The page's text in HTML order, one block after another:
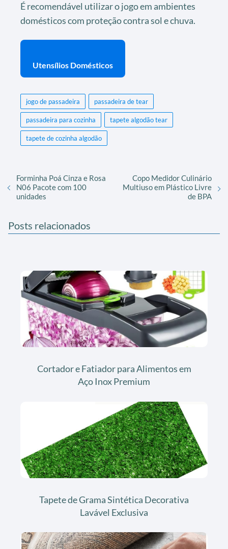
É recomendável utilizar o jogo em ambientes
domésticos com proteção contra sol e chuva.
Utensílios Domésticos
jogo de passadeira passadeira de tear
passadeira para cozinha tapete algodão tear
tapete de cozinha algodão
Forminha Poá Cinza e Rosa
N06 Pacote com 100
unidades
Copo Medidor Culinário
Multiuso em Plástico Livre
de BPA
Posts relacionados
Cortador e Fatiador para Alimentos em
Aço Inox Premium
Tapete de Grama Sintética Decorativa
Lavável Exclusiva